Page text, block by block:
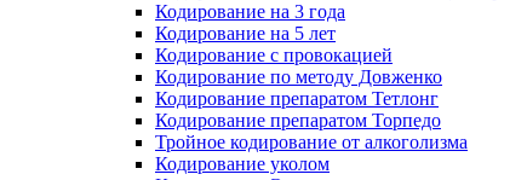
Кодирование на 3 года
Кодирование на 5 лет
Кодирование с провокацией
Кодирование по методу Довженко
Кодирование препаратом Тетлонг
Кодирование препаратом Торпедо
Тройное кодирование от алкоголизма
Кодирование уколом